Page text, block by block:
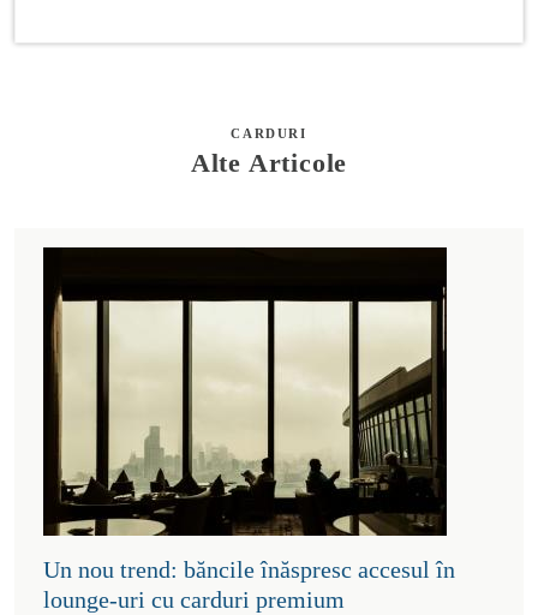
CARDURI
Alte Articole
Un nou trend: băncile înăspresc accesul în
lounge-uri cu carduri premium